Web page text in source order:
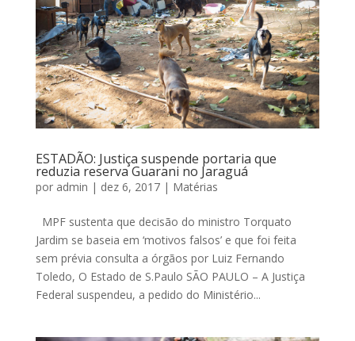
ESTADÃO: Justiça suspende portaria que
reduzia reserva Guarani no Jaraguá
por admin | dez 6, 2017| Matérias
MPF sustenta que decisão do ministro Torquato
Jardim se baseia em ‘motivos falsos’ e que foi feita
sem prévia consulta a órgãos por Luiz Fernando
Toledo, O Estado de S.Paulo SÃO PAULO – A Justiça
Federal suspendeu, a pedido do Ministério...